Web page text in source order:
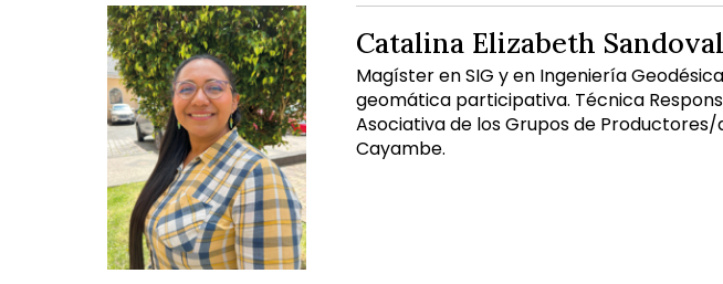
Catalina Elizabeth
Magíster en SIG y en Ingeniería
geomática participativa. Técnica
Asociativa de los Grupos de
Cayambe.